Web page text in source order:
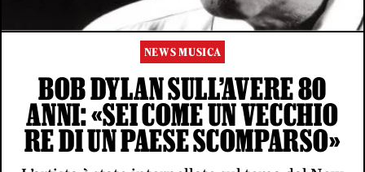
NEWS MUSICA
BOB DYLAN SULL’AVERE 80
ANNI: «SEI COME UN VECCHIO
RE DI UN PAESE SCOMPARSO»